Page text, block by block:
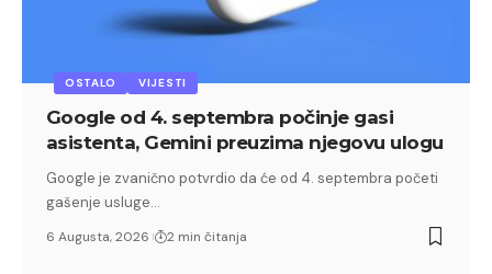
OSTALO VIJESTI
Google od 4. septembra počinje gasi
asistenta, Gemini preuzima njegovu ulogu
Google je zvanično potvrdio da će od 4. septembra početi
gašenje usluge…
6 Augusta, 2026 2 min čitanja